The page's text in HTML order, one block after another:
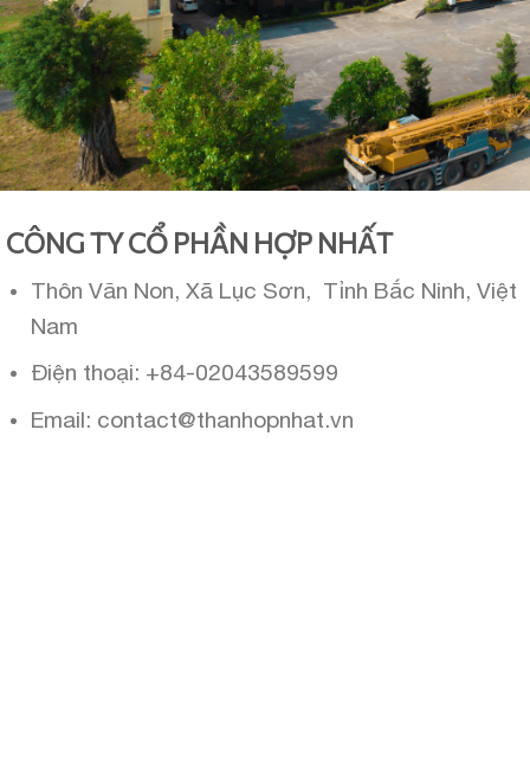
CÔNG TY CỔ PHẦN HỢP NHẤT
Thôn Văn Non, Xã Lục Sơn, Tỉnh Bắc Ninh, Việt
Nam
Điện thoại: +84-02043589599
Email: contact@thanhopnhat.vn